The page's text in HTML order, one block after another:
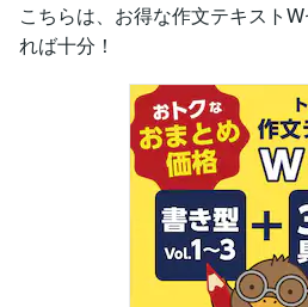
こちらは、お得な作文テキスト
れば十分！